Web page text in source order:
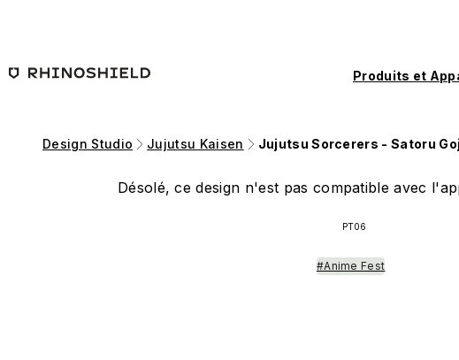
Produits et
Design Studio Jujutsu Kaisen Jujutsu Sorcerers - Satoru
Désolé, ce design n'est pas compatible avec
PT06
#Anime Fest